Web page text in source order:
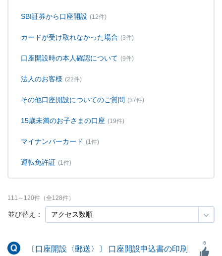
SBI証券から口座開設 (12件)
カードが受け取れなかった場合 (3件)
口座開設時の本人確認について (9件)
法人のお客様 (22件)
その他口座開設についてのご質問 (37件)
15歳未満のお子さまの口座 (19件)
マイナンバーカード (1件)
運転免許証 (1件)
並び替え：
111 ～ 120件（全128件）
〔口座開設〈郵送〉〕 口座開設申込書の印刷
6